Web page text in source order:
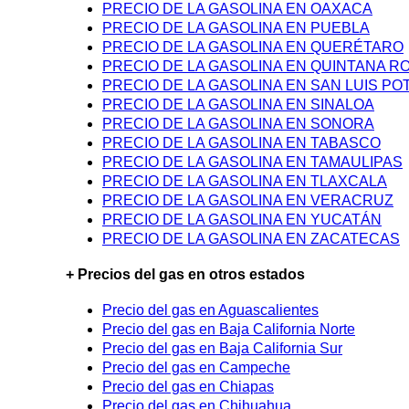
PRECIO DE LA GASOLINA EN OAXACA
PRECIO DE LA GASOLINA EN PUEBLA
PRECIO DE LA GASOLINA EN QUERÉTARO
PRECIO DE LA GASOLINA EN QUINTANA
PRECIO DE LA GASOLINA EN SAN LUIS
PRECIO DE LA GASOLINA EN SINALOA
PRECIO DE LA GASOLINA EN SONORA
PRECIO DE LA GASOLINA EN TABASCO
PRECIO DE LA GASOLINA EN TAMAULIPAS
PRECIO DE LA GASOLINA EN TLAXCALA
PRECIO DE LA GASOLINA EN VERACRUZ
PRECIO DE LA GASOLINA EN YUCATÁN
PRECIO DE LA GASOLINA EN ZACATECAS
+ Precios del gas en otros estados
Precio del gas en Aguascalientes
Precio del gas en Baja California Norte
Precio del gas en Baja California Sur
Precio del gas en Campeche
Precio del gas en Chiapas
Precio del gas en Chihuahua